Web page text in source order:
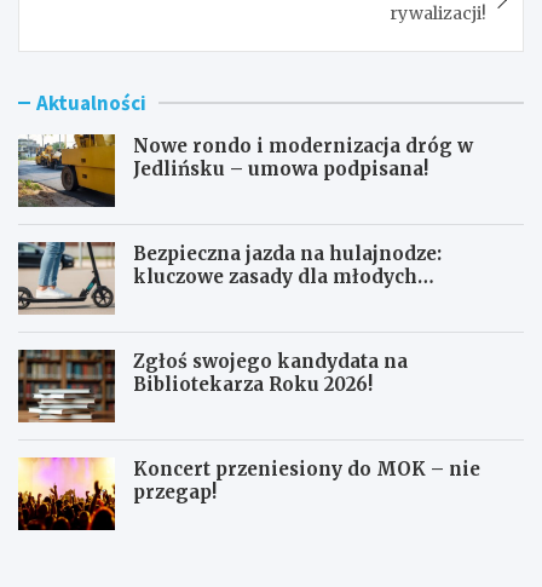
rywalizacji!
Aktualności
Nowe rondo i modernizacja dróg w
Jedlińsku – umowa podpisana!
Bezpieczna jazda na hulajnodze:
kluczowe zasady dla młodych
Zgłoś swojego kandydata na
Bibliotekarza Roku 2026!
Koncert przeniesiony do MOK – nie
przegap!
N
B